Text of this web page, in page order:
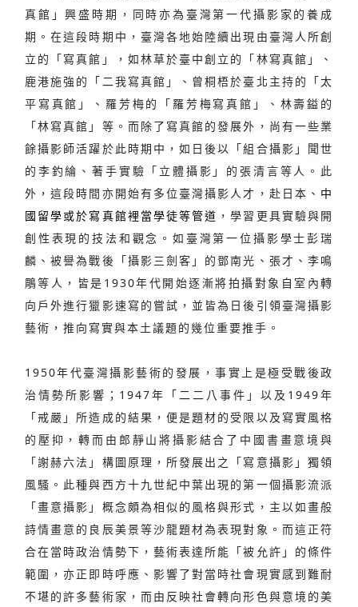
真館」興盛時期，同時亦為臺灣第一代攝影家的養成
期。在這段時期中，臺灣各地始陸續出現由臺灣人所創
立的「寫真館」，如林草於臺中創立的「林寫真館」、
鹿港施強的「二我寫真館」、曾桐梧於臺北主持的「太
平寫真館」、羅芳梅的「羅芳梅寫真館」、林壽鎰的
「林寫真館」等。而除了寫真館的發展外，尚有一些業
餘攝影師活躍於此時期中，如日後以「組合攝影」聞世
的李釣綸、著手實驗「立體攝影」的張清言等人。此
外，這段時間亦開始有多位臺灣攝影人才，赴日本、 中
國留學或於寫真館裡當學徒等管道 ，學習更具實驗與開
創性表現的技法和觀念。如臺灣第一位攝影學士彭瑞
麟、被譽為戰後「攝影三劍客」的鄧南光、張才、李鳴
鵰等人，皆是1930年代開始逐漸將拍攝對象自室內轉
向戶外進行獵影速寫的嘗試，並皆為日後引領臺灣攝影
藝術，推向寫實與本土議題的幾位重要推手。
1950年代臺灣攝影藝術的發展，事實上是極受戰後政
治情勢所影響；1947年「二二八事件」以及1949年
「戒嚴」所造成的結果，便是題材的受限以及寫實風格
的壓抑，轉而由郎靜山將攝影結合了中國書畫意境與
「謝赫六法」構圖原理，所發展出之「寫意攝影」獨領
風騷。此種與西方十九世紀中葉出現的第一個攝影流派
「畫意攝影」概念頗為相似的風格與形式，主以如畫般
詩情畫意的良辰美景等沙龍題材為表現對象。而這正符
合在當時政治情勢下，藝術表達所能「被允許」的條件
範圍，亦正即時呼應、影響了對當時社會現實感到難耐
不堪的許多藝術家，而由反映社會轉向形色與意境的美